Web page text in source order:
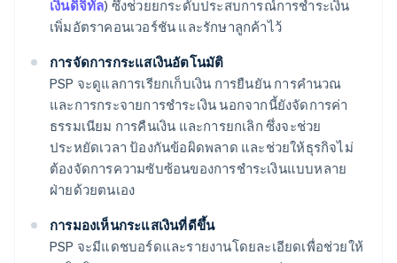
เงินดิจิทัล) ซึ่งช่วยยกระดับประสบการณ์การชำระเงิน
เพิ่มอัตราคอนเวอร์ชัน และรักษาลูกค้าไว้
การจัดการกระแสเงินอัตโนมัติ
PSP จะดูแลการเรียกเก็บเงิน การยืนยัน การคำนวณ
และการกระจายการชำระเงิน นอกจากนี้ยังจัดการค่า
ธรรมเนียม การคืนเงิน และการยกเลิก ซึ่งจะช่วย
ประหยัดเวลา ป้องกันข้อผิดพลาด และช่วยให้ธุรกิจไม่
ต้องจัดการความซับซ้อนของการชำระเงินแบบหลาย
ฝ่ายด้วยตนเอง
การมองเห็นกระแสเงินที่ดีขึ้น
PSP จะมีแดชบอร์ดและรายงานโดยละเอียดเพื่อช่วยให้